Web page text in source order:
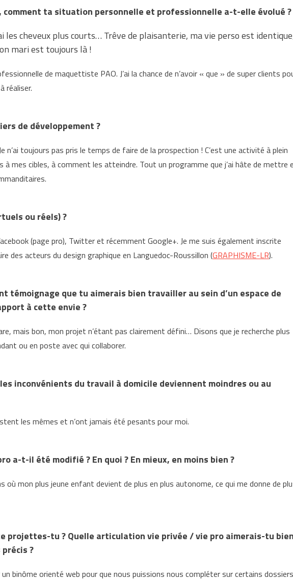
ta situation personnelle et professionnelle a-t-elle évolué ?
les cheveux plus courts… Trêve de plaisanterie, ma vie perso est
mari est toujours là !
de maquettiste PAO. J’ai la chance de n’avoir « que » de super clients
réaliser.
de développement ?
n’ai toujours pas pris le temps de faire de la prospection ! C’est une activité à plein
à mes cibles, à comment les atteindre. Tout un programme que j’ai hâte de mettre
ou réels) ?
(page pro), Twitter et récemment Google+. Je me suis également inscrite
des acteurs du design graphique en Languedoc-Roussillon (GRAPHISME-LR).
témoignage que tu aimerais bien travailler au sein d’un espace de
à cette envie ?
mais bon, mon projet n’étant pas clairement défini… Disons que je recherche plus
ou en poste avec qui collaborer.
inconvénients du travail à domicile deviennent moindres ou au
les mêmes et n’ont jamais été pesants pour moi.
a-t-il été modifié ? En quoi ? En mieux, en moins bien ?
où mon plus jeune enfant devient de plus en plus autonome, ce qui me donne de
projettes-tu ? Quelle articulation vie privée / vie pro aimerais-tu
?
binôme orienté web pour que nous puissions nous compléter sur certains